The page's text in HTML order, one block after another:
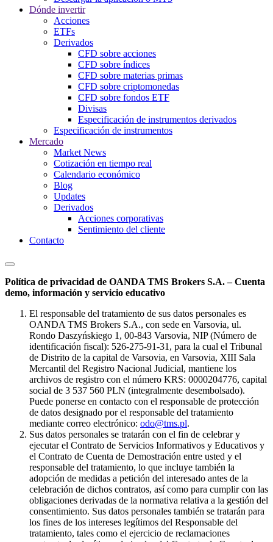
Dónde invertir
Acciones
ETFs
Derivados
CFD sobre acciones
CFD sobre índices
CFD sobre materias primas
CFD sobre criptomonedas
CFD sobre fondos ETF
Divisas
Especificación de instrumentos derivados
Especificación de instrumentos
Mercado
Market News
Cotización en tiempo real
Calendario económico
Blog
Updates
Derivados
Acciones corporativas
Sentimiento del cliente
Contacto
Política de privacidad de OANDA TMS Brokers S.A. – Cuenta
demo, información y servicio educativo
El responsable del tratamiento de sus datos personales es
OANDA TMS Brokers S.A., con sede en Varsovia, ul.
Rondo Daszyńskiego 1, 00-843 Varsovia, NIP (Número de
identificación fiscal): 526-275-91-31, para la cual el Tribunal
de Distrito de la capital de Varsovia, en Varsovia, XIII Sala
Mercantil del Registro Nacional Judicial, mantiene los
archivos de registro con el número KRS: 0000204776, capital
social de 3 537 560 PLN (integralmente desembolsado).
Puede ponerse en contacto con el responsable de protección
de datos designado por el responsable del tratamiento
mediante correo electrónico: odo@tms.pl.
Sus datos personales se tratarán con el fin de celebrar y
ejecutar el Contrato de Servicios Informativos y Educativos y
el Contrato de Cuenta de Demostración entre usted y el
responsable del tratamiento, lo que incluye también la
adopción de medidas a petición del interesado antes de la
celebración de dichos contratos, así como para cumplir con las
obligaciones derivadas de la normativa relativa a la gestión del
consentimiento. Sus datos personales también se tratarán para
los fines de los intereses legítimos del Responsable del
tratamiento, tales como el ejercicio de reclamaciones